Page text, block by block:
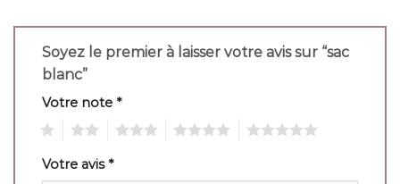
Soyez le premier à laisser votre avis sur “sac
blanc”
Votre note *
Votre avis*